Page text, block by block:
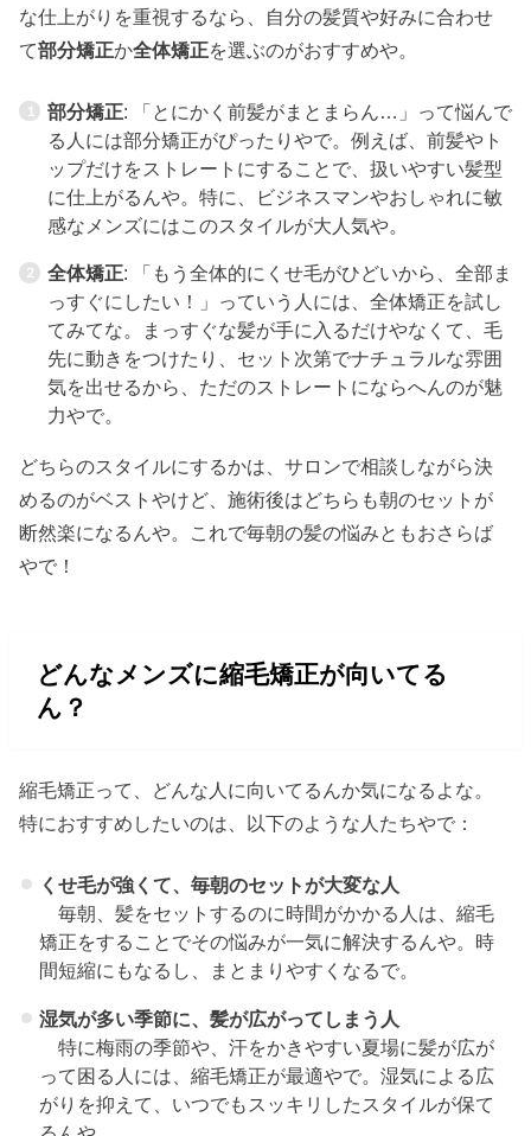
な仕上がりを重視するなら、自分の髪質や好みに合わせ
て部分矯正か全体矯正を選ぶのがおすすめや。
部分矯正: 「とにかく前髪がまとまらん…」って悩んで
る人には部分矯正がぴったりやで。例えば、前髪やト
ップだけをストレートにすることで、扱いやすい髪型
に仕上がるんや。特に、ビジネスマンやおしゃれに敏
感なメンズにはこのスタイルが大人気や。
全体矯正: 「もう全体的にくせ毛がひどいから、全部ま
っすぐにしたい！」っていう人には、全体矯正を試し
てみてな。まっすぐな髪が手に入るだけやなくて、毛
先に動きをつけたり、セット次第でナチュラルな雰囲
気を出せるから、ただのストレートにならへんのが魅
力やで。
どちらのスタイルにするかは、サロンで相談しながら決
めるのがベストやけど、施術後はどちらも朝のセットが
断然楽になるんや。これで毎朝の髪の悩みともおさらば
やで！
どんなメンズに縮毛矯正が向いてる
ん？
縮毛矯正って、どんな人に向いてるんか気になるよな。
特におすすめしたいのは、以下のような人たちやで：
くせ毛が強くて、毎朝のセットが大変な人
毎朝、髪をセットするのに時間がかかる人は、縮毛
矯正をすることでその悩みが一気に解決するんや。時
間短縮にもなるし、まとまりやすくなるで。
湿気が多い季節に、髪が広がってしまう人
特に梅雨の季節や、汗をかきやすい夏場に髪が広が
って困る人には、縮毛矯正が最適やで。湿気による広
がりを抑えて、いつでもスッキリしたスタイルが保て